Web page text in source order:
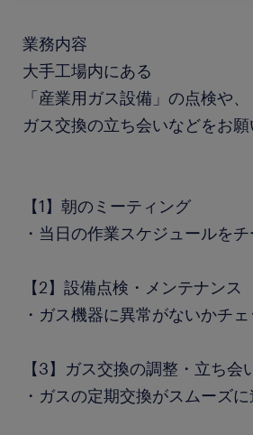
業務内容
大手工場内にある
「産業用ガス設備」の点検や、
ガス交換の立ち会いなどをお願
【1】朝のミーティング
・当日の作業スケジュールを
【2】設備点検・メンテナンス
・ガス機器に異常がないかチェ
【3】ガス交換の調整・立ち会
・ガスの定期交換がスムーズ